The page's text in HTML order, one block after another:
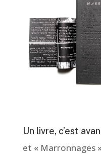
Un livre, c’est
et « Marronnages